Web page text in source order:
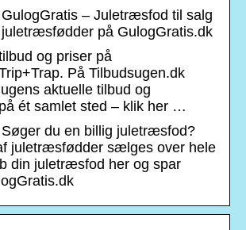
– Juletræsfod til salg
på GulogGratis.dk
og priser på
På Tilbudsugen.dk
aktuelle tilbud og
ét samlet sted – klik her …
du en billig juletræsfod?
juletræsfødder sælges over hele
din juletræsfod her og spar